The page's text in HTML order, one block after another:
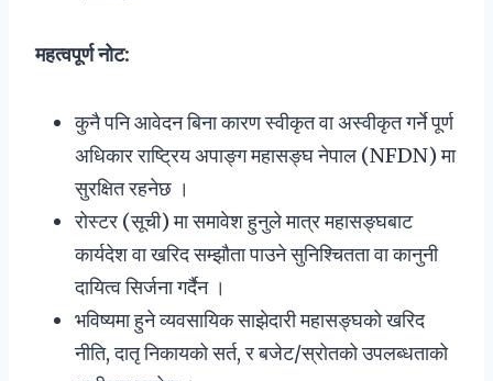
महत्वपूर्ण नोट:
कुनै पनि आवेदन बिना कारण स्वीकृत वा अस्वीकृत गर्ने पूर्ण
अधिकार राष्ट्रिय अपाङ्ग महासङ्घ नेपाल (NFDN) मा
सुरक्षित रहनेछ ।
रोस्टर (सूची) मा समावेश हुनुले मात्र महासङ्घबाट
कार्यदेश वा खरिद सम्झौता पाउने सुनिश्चितता वा कानुनी
दायित्व सिर्जना गर्दैन ।
भविष्यमा हुने व्यवसायिक साझेदारी महासङ्घको खरिद
नीति, दातृ निकायको सर्त, र बजेट/स्रोतको उपलब्धताको